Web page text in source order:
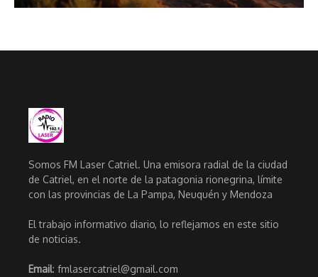
Somos FM Laser Catriel. Una emisora radial de la ciudad
de Catriel, en el norte de la patagonia rionegrina, límite
con las provincias de La Pampa, Neuquén y Mendoza
El trabajo informativo diario, lo reflejamos en este sitio
de noticias.
Email: fmlasercatriel@gmail.com